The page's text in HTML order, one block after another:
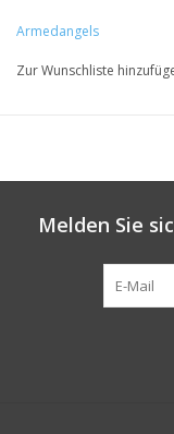
• 96% Bio-
• Peta- & GOTS-
Armedangels
Zur Wunschliste
Melden Sie